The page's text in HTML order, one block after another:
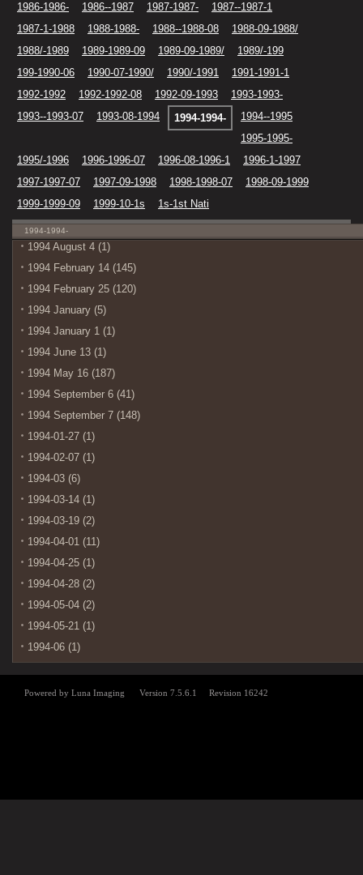
1986-1986-
1986--1987 1987-1987-
1987--1987-1
1987-1-1988
1988-1988- 1988--1988-08
1988-09-1988/
1988/-1989
1989-1989-09 1989-09-1989/
1989/-199
199-1990-06
1990-07-1990/ 1990/-1991
1991-1991-1
1992-1992
1992-1992-08 1992-09-1993
1993-1993-
1993--1993-07
1993-08-1994 1994-1994-
1994--1995
1995-1995-
1995/-1996
1996-1996-07 1996-08-1996-1
1996-1-1997
1997-1997-07
1997-09-1998 1998-1998-07
1998-09-1999
1999-1999-09
1999-10-1s 1s-1st Nati
1994-1994-
1994 August 4 (1)
1994 February 14 (145)
1994 February 25 (120)
1994 January (5)
1994 January 1 (1)
1994 June 13 (1)
1994 May 16 (187)
1994 September 6 (41)
1994 September 7 (148)
1994-01-27 (1)
1994-02-07 (1)
1994-03 (6)
1994-03-14 (1)
1994-03-19 (2)
1994-04-01 (11)
1994-04-25 (1)
1994-04-28 (2)
1994-05-04 (2)
1994-05-21 (1)
1994-06 (1)